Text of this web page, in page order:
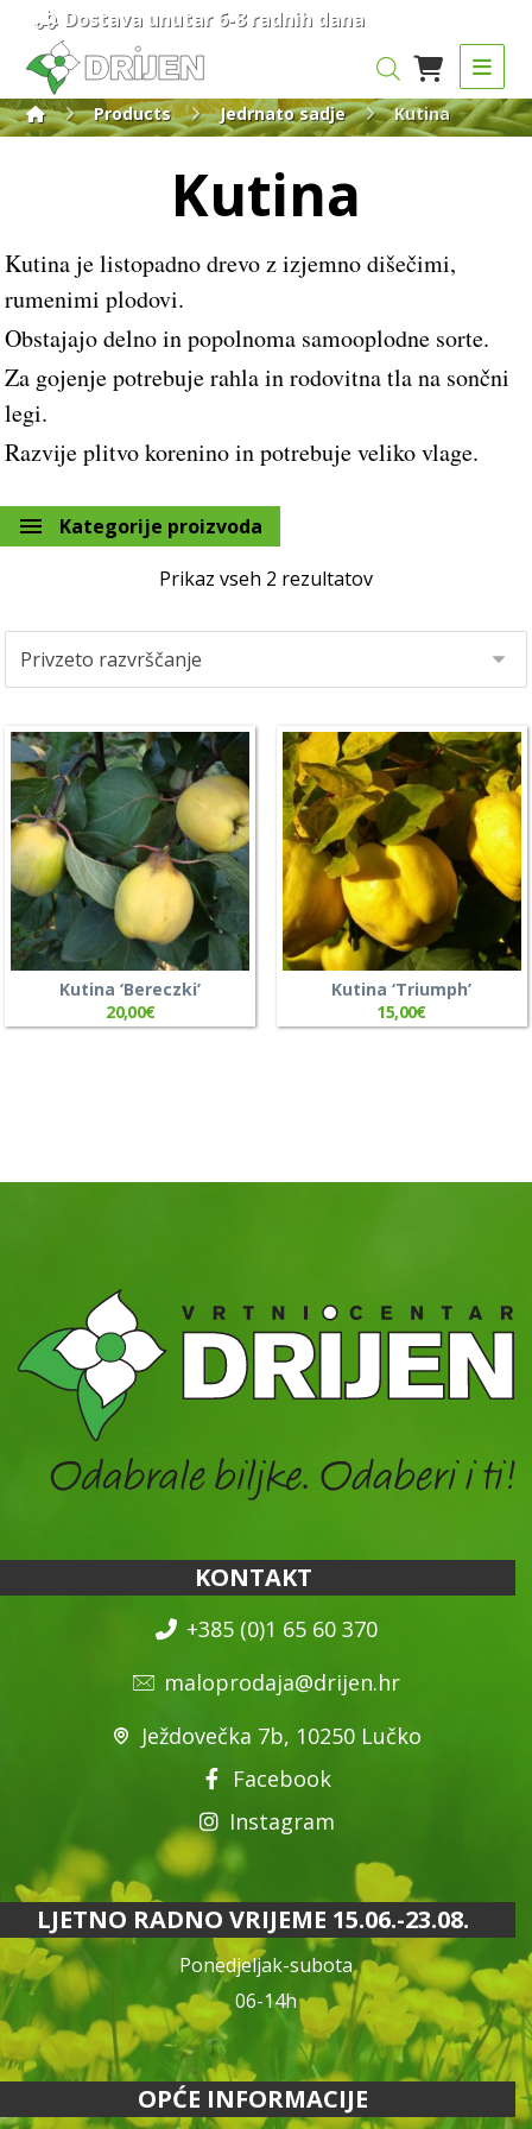
Dostava unutar 6-8 radnih dana
Products Jedrnato sadje Kutina
Kutina
Kutina je listopadno drevo z izjemno dišečimi,
rumenimi plodovi.
Obstajajo delno in popolnoma samooplodne sorte.
Za gojenje potrebuje rahla in rodovitna tla na sončni
legi.
Razvije plitvo korenino in potrebuje veliko vlage.
Kategorije proizvoda
Prikaz vseh 2 rezultatov
Kutina ‘Bereczki’
20,00€
Kutina ‘Triumph’
15,00€
KONTAKT
+385 (0)1 65 60 370
maloprodaja@drijen.hr
Ježdovečka 7b, 10250 Lučko
Facebook
Instagram
LJETNO RADNO VRIJEME 15.06.-23.08.
Ponedjeljak-subota
06-14h
OPĆE INFORMACIJE